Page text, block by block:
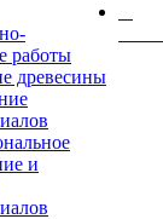
работы
древесины
и